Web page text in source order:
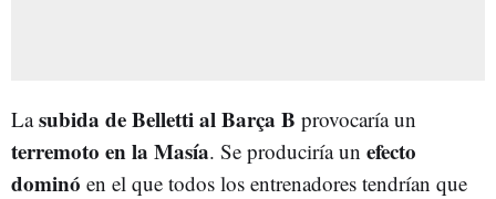
Lasubida de Belletti al Barça B provocaría un
terremoto en la Masía. Se produciría un efecto
dominó en el que todos los entrenadores tendrían que